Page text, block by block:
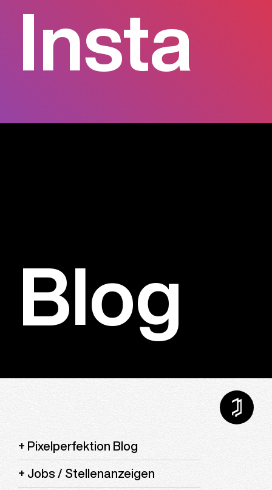
Insta
Blog
Pixelperfektion Blog
Jobs / Stellenanzeigen